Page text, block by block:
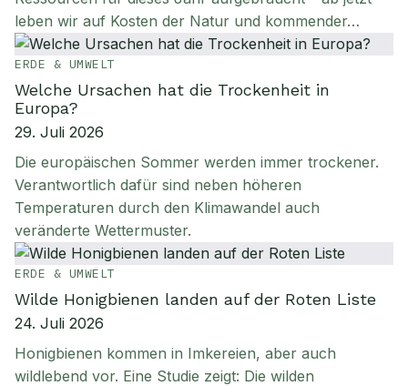
leben wir auf Kosten der Natur und kommender…
ERDE & UMWELT
Welche Ursachen hat die Trockenheit in
Europa?
29. Juli 2026
Die europäischen Sommer werden immer trockener.
Verantwortlich dafür sind neben höheren
Temperaturen durch den Klimawandel auch
veränderte Wettermuster.
ERDE & UMWELT
Wilde Honigbienen landen auf der Roten Liste
24. Juli 2026
Honigbienen kommen in Imkereien, aber auch
wildlebend vor. Eine Studie zeigt: Die wilden